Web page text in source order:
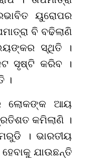
ୟୁରୋପର
ବି ବଢିଲାଣି
ସ୍ଥିତି ।
ସୃଷ୍ଟି କରିବ ।
।
ଲୋକଙ୍କ ଆୟ
କମିଲାଣି ।
। ଭାରତୀୟ
ଯାଉଛନ୍ତି